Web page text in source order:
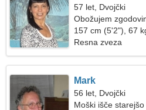
57 let, Dvojčki
Obožujem
157 cm (5'2"), 67
Resna zveza
Mark
56 let, Dvojčki
Moški išče